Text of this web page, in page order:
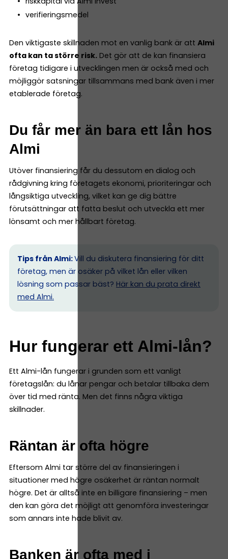
verifieringsmedel
Den viktigaste skillnaden mot en vanlig bank är att Almi
ofta kan ta större risk. Det gör att de kan finansiera
företag tidigare i utvecklingen men är också med och
möjliggör satsningar tillsammans med bank även i mer
etablerade företag.
Du får mer än bara ett lån hos
Almi
Utöver finansiering får du dessutom en dialog och
rådgivning kring företagets ekonomi, prioriteringar och
långsiktiga utveckling, vilket kan ge dig bättre
förutsättningar att fatta beslut och utveckla ett mer
lönsamt och mer hållbart företag.
Tips från Almi:Vill du diskutera finansiering för ditt
företag, men är osäker på vilket lån eller vilken
lösning som passar bäst? Här kan du prata direkt
med Almi.
Hur fungerar ett Almi-lån?
Ett Almi-lån fungerar i grunden som ett vanligt
företagslån: du lånar pengar och betalar tillbaka dem
över tid med ränta. Men det finns några viktiga
skillnader.
Räntan är ofta högre
Eftersom Almi tar större del av finansieringen i
situationer med högre osäkerhet är räntan normalt
högre. Det är alltså inte en billigare finansiering – men
den kan göra det möjligt att genomföra investeringar
som annars inte hade blivit av.
Banken är ofta med i